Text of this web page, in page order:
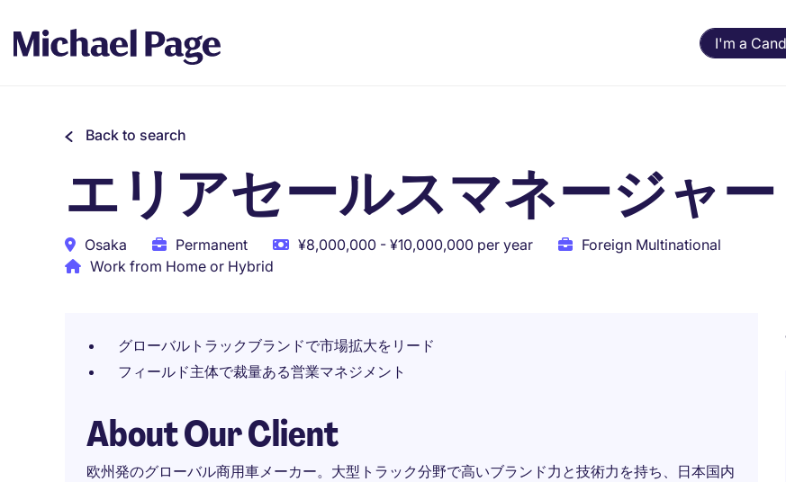
I'm a
Back to search
エリアセールスマネージャー
Osaka Permanent ¥8,000,000 - ¥10,000,000 per year
Foreign Multinational
Work from Home or Hybrid
グローバルトラックブランドで市場拡大をリード
フィールド主体で裁量ある営業マネジメント
About Our Client
欧州発のグローバル商用車メーカー。大型トラック分野で高いブランド力と技術力を持ち、日本国内